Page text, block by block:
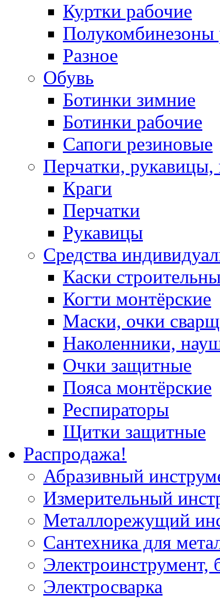
Куртки рабочие
Полукомбинезоны
Разное
Обувь
Ботинки зимние
Ботинки рабочие
Сапоги резиновые
Перчатки, рукавицы,
Краги
Перчатки
Рукавицы
Средства
Каски
Когти монтёрские
Маски, очки
Наколенники,
Очки защитные
Пояса монтёрские
Респираторы
Щитки защитные
Распродажа!
Абразивный
Измерительный
Металлорежущий
Сантехника для
Электроинструмент,
Электросварка